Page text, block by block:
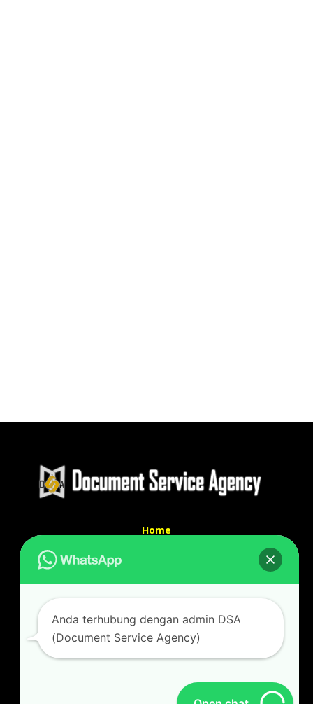
Home
Kontak kami
Alamat kantor :
Jl Swadaya Pam No 6 Rt 006 Rw 007 Jatinegara,
Cakung, Jakarta Timur 13930
(Dekat Mesjid Al Marzukiyah Swadaya Pam)
087887631193 / 021 48671259
Anda terhubung dengan admin DSA
(Document Service Agency)